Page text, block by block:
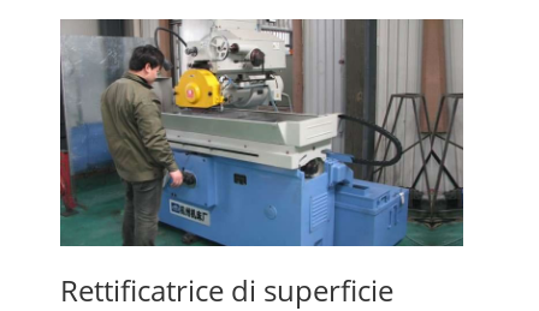
Rettificatrice di superficie